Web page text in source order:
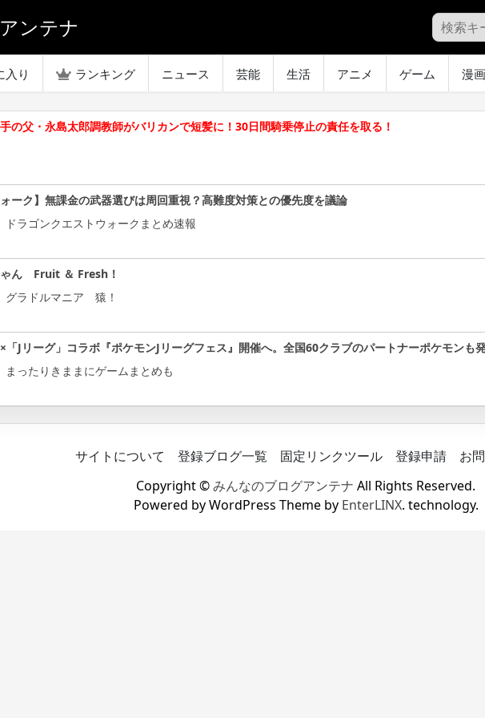
ンテナ
入り ランキング ニュース 芸能 生活 アニメ ゲーム 漫画
の父・永島太郎調教師がバリカンで短髪に！30日間騎乗停止の責任を取る！
ォーク】無課金の武器選びは周回重視？高難度対策との優先度を議論
ドラゴンクエストウォークまとめ速報
ん Fruit ＆ Fresh！
グラドルマニア 猿！
×「Jリーグ」コラボ『ポケモンJリーグフェス』開催へ。全国60クラブのパートナーポケモンも
まったりきままにゲームまとめも
サイトについて 登録ブログ一覧 固定リンクツール 登録申請
お
Copyright ©みんなのブログアンテナ All Rights Reserved.
Powered by WordPress Theme by EnterLINX. technology.